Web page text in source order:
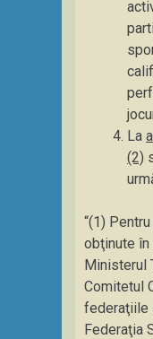
La
(2)
“(1)
obţinute
Ministerul
Comitetul
federaţiile
Federaţia